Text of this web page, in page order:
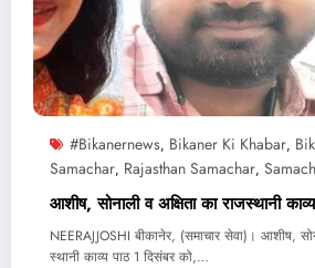
#bikanernews, Bikaner Ki Khabar,
Samachar, Rajasthan Samachar,
आशीष, सोनाली व अक्षिता का राजस्थानी
NEERAJJOSHI बीकानेर, (समाचार सेवा)। आशीष,
स्थानी काव्य पाठ 1 दिसंबर को,…